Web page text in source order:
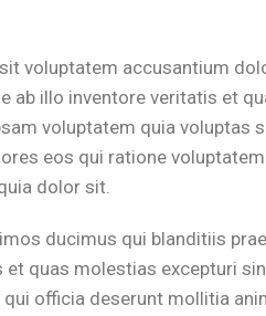
voluptatem accusantium
ab illo inventore veritatis et
voluptatem quia voluptas
eos qui ratione
dolor sit.
ducimus qui blanditiis
quas molestias excepturi
officia deserunt mollitia